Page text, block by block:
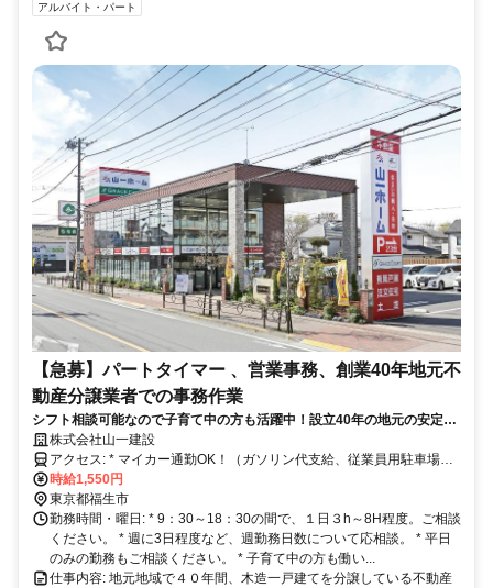
アルバイト・パート
【急募】パートタイマー 、営業事務、創業40年地元不
動産分譲業者での事務作業
シフト相談可能なので子育て中の方も活躍中！設立40年の地元の安定企
業で不動産営業のサポート(事務作業)をお願いします。
株式会社山一建設
アクセス: * マイカー通勤OK！（ガソリン代支給、従業員用駐車場あ
り） * 交通 ① JR青梅線「福生」駅より徒歩14分（JR「立川」
駅から「福生」駅まで乗車時間19分） 、立川バス「福生第六小学校
バス停（福13）」より徒歩3分 ②JR青梅線「羽村」駅より徒歩17分
時給1,550円
東京都福生市
勤務時間・曜日: * 9：30～18：30の間で、１日３h～8H程度。ご相談
ください。 * 週に3日程度など、週勤務日数について応相談。 * 平日
のみの勤務もご相談ください。 * 子育て中の方も働い...
仕事内容: 地元地域で４０年間、木造一戸建てを分譲している不動産